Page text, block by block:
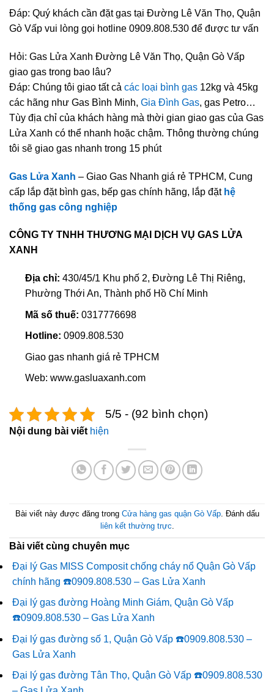
Đáp: Quý khách cần đặt gas tại Đường Lê Văn Thọ, Quận
Gò Vấp vui lòng gọi hotline 0909.808.530 để được tư vấn
Hỏi: Gas Lửa Xanh Đường Lê Văn Thọ, Quận Gò Vấp
giao gas trong bao lâu?
Đáp: Chúng tôi giao tất cả các loại bình gas 12kg và 45kg
các hãng như Gas Bình Minh, Gia Đình Gas, gas Petro…
Tùy địa chỉ của khách hàng mà thời gian giao gas của Gas
Lửa Xanh có thể nhanh hoặc chậm. Thông thường chúng
tôi sẽ giao gas nhanh trong 15 phút
Gas Lửa Xanh – Giao Gas Nhanh giá rẻ TPHCM, Cung
cấp lắp đặt bình gas, bếp gas chính hãng, lắp đặt hệ
thống gas công nghiệp
CÔNG TY TNHH THƯƠNG MẠI DỊCH VỤ GAS LỬA
XANH
Địa chỉ: 430/45/1 Khu phố 2, Đường Lê Thị Riêng,
Phường Thới An, Thành phố Hồ Chí Minh
Mã số thuế: 0317776698
Hotline: 0909.808.530
Giao gas nhanh giá rẻ TPHCM
Web: www.gasluaxanh.com
5/5 - (92 bình chọn)
Nội dung bài viết hiện
Bài viết này được đăng trong Cửa hàng gas quận Gò Vấp. Đánh dấu
liên kết thường trực.
Bài viết cùng chuyên mục
Đại lý Gas MISS Composit chống cháy nổ Quận Gò Vấp
chính hãng ☎️0909.808.530 – Gas Lửa Xanh
Đại lý gas đường Hoàng Minh Giám, Quận Gò Vấp
☎️0909.808.530 – Gas Lửa Xanh
Đại lý gas đường số 1, Quận Gò Vấp ☎️0909.808.530 –
Gas Lửa Xanh
Đại lý gas đường Tân Thọ, Quận Gò Vấp ☎️0909.808.530